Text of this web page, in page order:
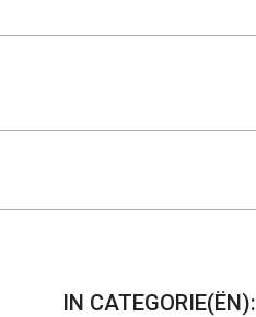
to
Menu
IN CATEGORIE(ËN):